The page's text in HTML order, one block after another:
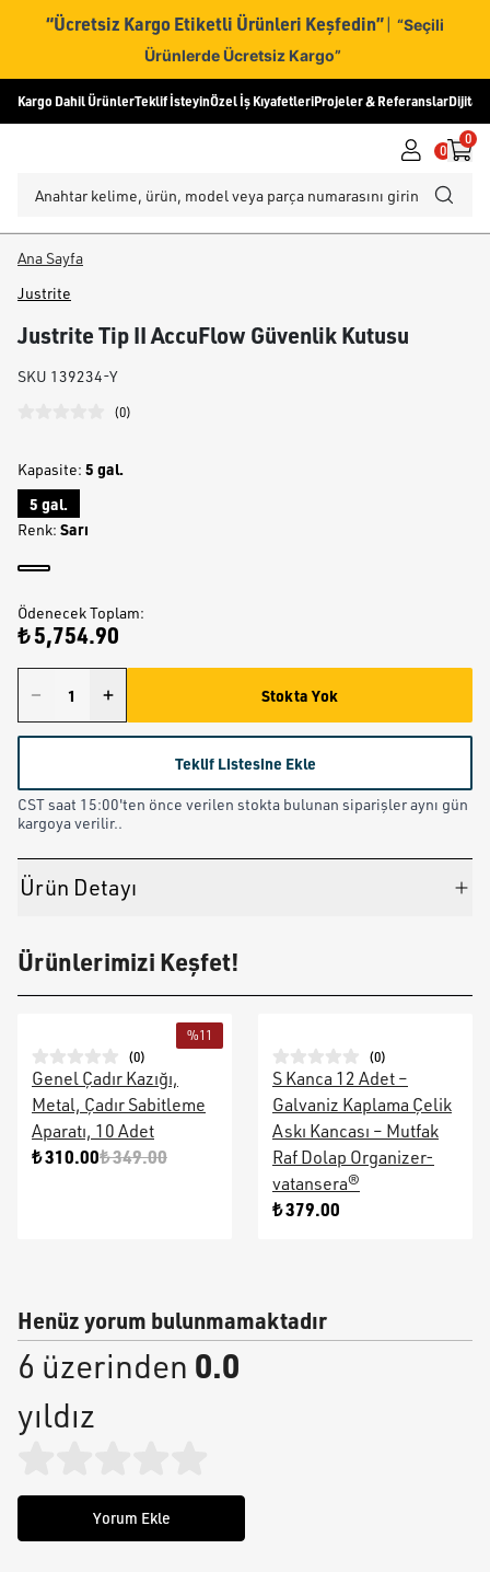
“Ücretsiz Kargo Etiketli Ürünleri Keşfedin” | “Seçili
Ürünlerde Ücretsiz Kargo”
Kargo Dahil ÜrünlerTeklif İsteyinÖzel İş KıyafetleriProjeler & ReferanslarDijital
0
0
Ana Sayfa
Justrite
Justrite Tip II AccuFlow Güvenlik Kutusu
SKU 139234-Y
(0)
Kapasite: 5 gal.
5 gal.
Renk: Sarı
Ödenecek Toplam:
₺ 5,754.90
Stokta Yok
Teklif Listesine Ekle
CST saat 15:00'ten önce verilen stokta bulunan siparişler aynı gün
kargoya verilir..
Ürün Detayı
Ürünlerimizi Keşfet!
%11
(0)
Genel Çadır Kazığı,
Metal, Çadır Sabitleme
Aparatı, 10 Adet
₺ 310.00₺ 349.00
(0)
S Kanca 12 Adet –
Galvaniz Kaplama Çelik
Askı Kancası – Mutfak
Raf Dolap Organizer-
vatansera®
₺ 379.00
Henüz yorum bulunmamaktadır
6 üzerinden 0.0
yıldız
Yorum Ekle